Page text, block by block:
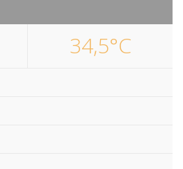
34,5°C